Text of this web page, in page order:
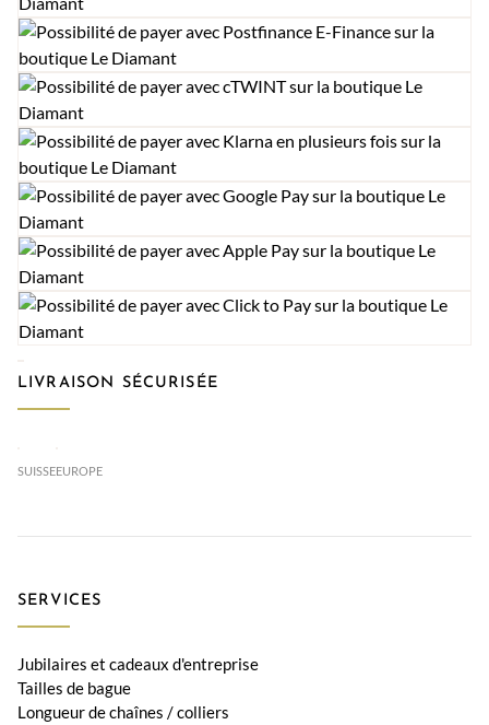
LIVRAISON SÉCURISÉE
SUISSEEUROPE
SERVICES
Jubilaires et cadeaux d'entreprise
Tailles de bague
Longueur de chaînes / colliers